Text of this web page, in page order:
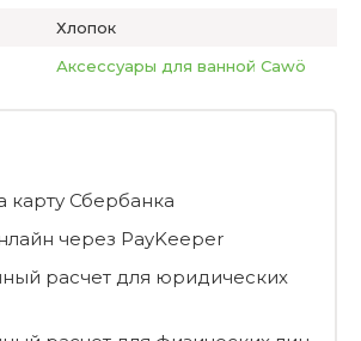
Хлопок
Аксессуары для ванной Cawö
карту Сбербанка
через PayKeeper
расчет для юридических